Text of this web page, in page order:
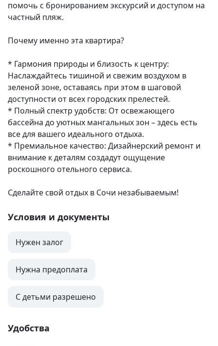
помочь с бронированием экскурсий и доступом на
частный пляж.
Почему именно эта квартира?
* Гармония природы и близость к центру:
Наслаждайтесь тишиной и свежим воздухом в
зеленой зоне, оставаясь при этом в шаговой
доступности от всех городских прелестей.
* Полный спектр удобств: От освежающего
бассейна до уютных мангальных зон – здесь есть
все для вашего идеального отдыха.
* Премиальное качество: Дизайнерский ремонт и
внимание к деталям создадут ощущение
роскошного отельного сервиса.
Сделайте свой отдых в Сочи незабываемым!
Условия и документы
Нужен залог
Нужна предоплата
С детьми разрешено
Удобства